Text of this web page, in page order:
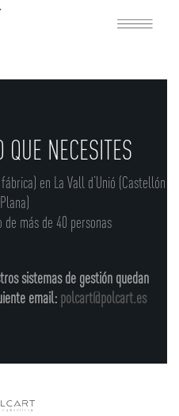
QUE NECESITES
en La Vall d’Unió (Castellón
de más de 40 personas
sistemas de gestión quedan
email: polcart@polcart.es